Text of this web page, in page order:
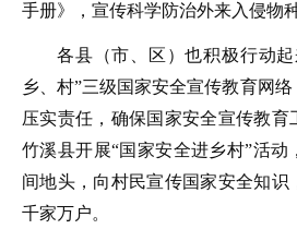
手册》，宣传科学防治外来入侵物
各县（市、区）也积极行动起
乡、村”三级国家安全宣传教育网
压实责任，确保国家安全宣传教育
竹溪县开展“国家安全进乡村”活动
间地头，向村民宣传国家安全知识
千家万户。